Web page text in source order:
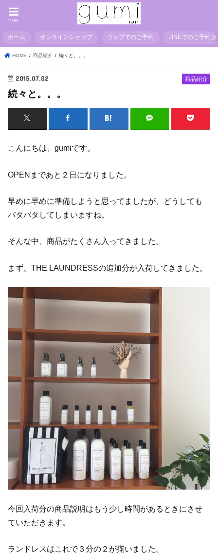
menu
ホーム オンラインショップ ウェブでのご予約 LINEでのご予約
HOME 商品紹介 続々と。。。
商品紹介
2015.07.02
続々と。。。
こんにちは、gumiです。
OPENまであと２日になりました。
早めに早めに準備しようと思ってましたが、どうしても
バタバタしてしまいますね。
そんな中、商品がたくさん入ってきました。
まず、THE LAUNDRESSの追加分が入荷してきました。
今回入荷分の商品説明はもう少し時間があるときにさせ
ていただきます。
ランドレスはこれで３分の２が揃いました。